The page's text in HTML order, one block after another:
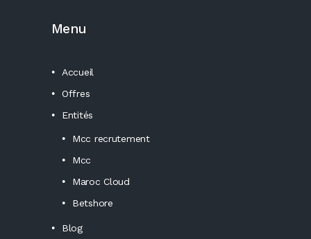
Menu
Accueil
Offres
Entités
Mcc recrutement
Mcc
Maroc Cloud
Betshore
Blog